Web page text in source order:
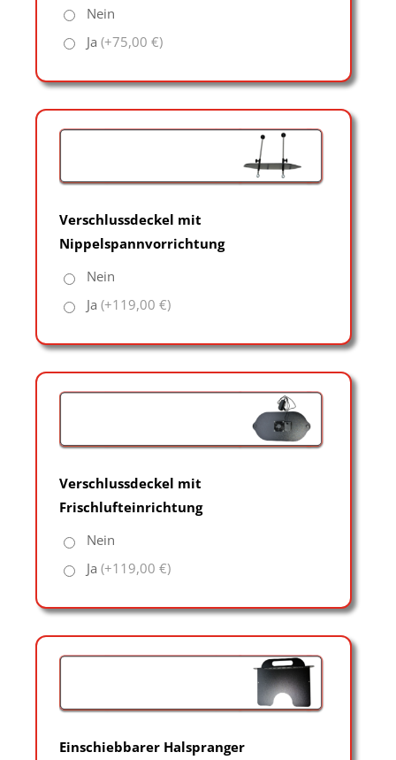
Nein
Ja (+75,00 €)
Verschlussdeckel mit
Nippelspannvorrichtung
Nein
Ja (+119,00 €)
Verschlussdeckel mit
Frischlufteinrichtung
Nein
Ja (+119,00 €)
Einschiebbarer Halspranger